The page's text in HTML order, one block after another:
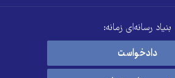
بنیاد رسانه‌ای زمانه:
دادخواست